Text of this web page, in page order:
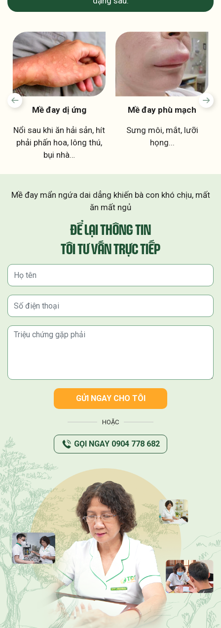
Mề đay dị ứng
Nổi sau khi ăn hải sản, hít
phải phấn hoa, lông thú,
bụi nhà…
Mề đay phù mạch
Sưng môi, mắt, lưỡi
họng...
Mề đay mẩn ngứa dai dẳng khiến bà con khó chịu, mất
ăn mất ngủ
ĐỂ LẠI THÔNG TIN
TÔI TƯ VẤN TRỰC TIẾP
GỬI NGAY CHO TÔI
HOẶC
GỌI NGAY 0904 778 682